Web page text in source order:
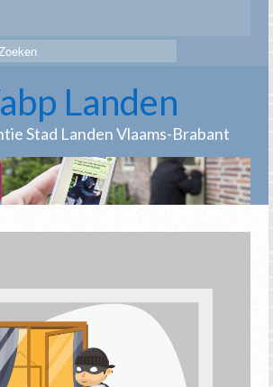
Landen
Stad Landen Vlaams-Brabant